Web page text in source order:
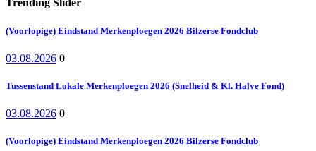
Trending Slider
(Voorlopige) Eindstand Merkenploegen 2026 Bilzerse Fondclub
03.08.2026 0
Tussenstand Lokale Merkenploegen 2026 (Snelheid & Kl. Halve Fond)
03.08.2026 0
(Voorlopige) Eindstand Merkenploegen 2026 Bilzerse Fondclub